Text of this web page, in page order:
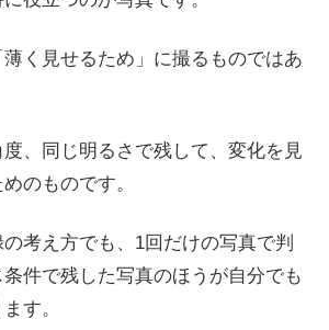
く見せるため」に撮るものではあ
、同じ明るさで残して、変化を見
のものです。
考え方でも、1回だけの写真で判
件で残した写真のほうが自分でも
す。